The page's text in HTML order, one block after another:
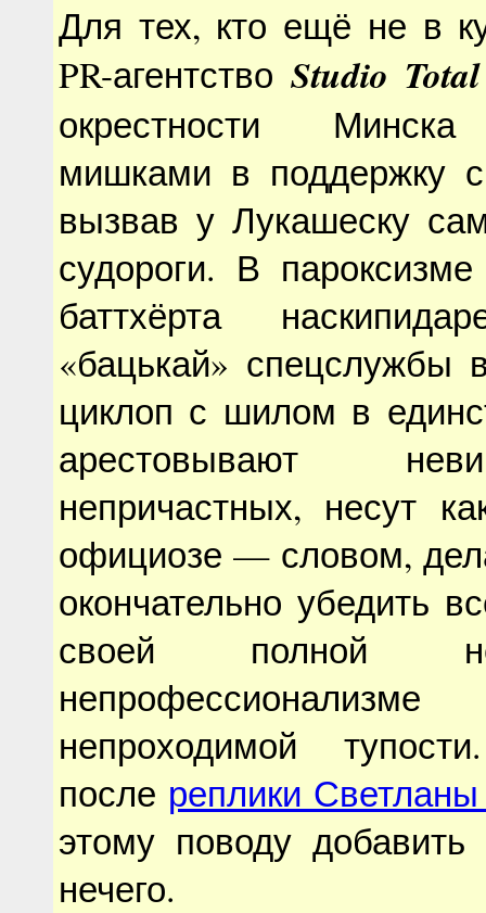
Для тех, кто ещё не в
PR-агентство Studio Total
окрестности
мишками в поддержку
вызвав у Лукашеску
судороги. В
баттхёрта
«бацькай» спецслужбы
циклоп с шилом в
арестовывают
непричастных, несут
официозе — словом,
окончательно убедить
своей полной
непроходимой
после реплики
этому поводу
нечего.